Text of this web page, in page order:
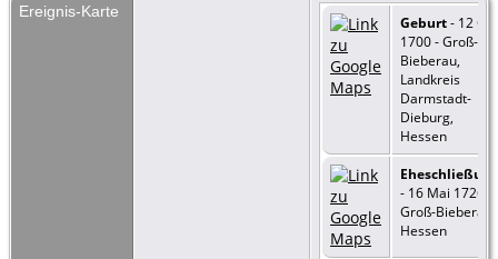
Ereignis-Karte
Geburt- 12 Okt
1700 - Groß-
Bieberau,
Landkreis
Darmstadt-
Dieburg,
Hessen
Eheschließung
- 16 Mai 1726 -
Groß-Bieberau,
Hessen